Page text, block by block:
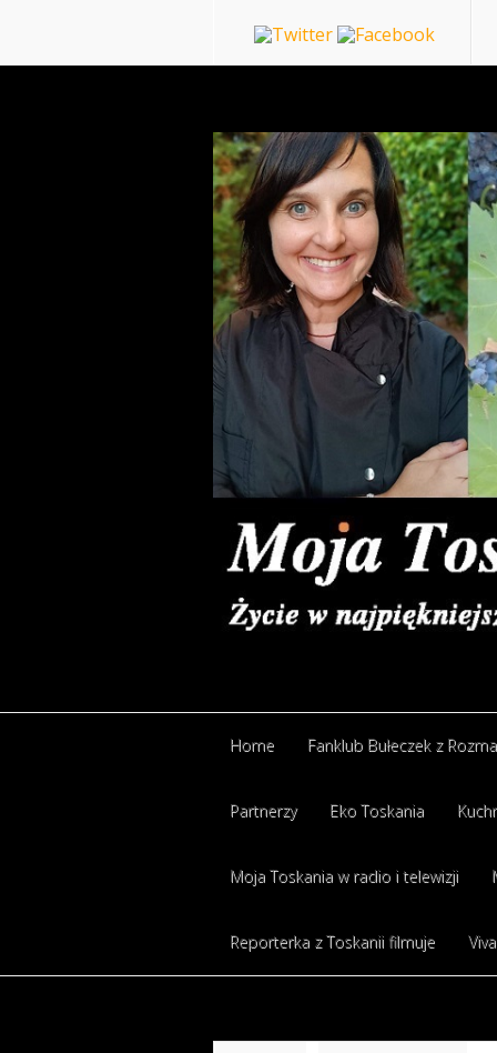
Home Fanklub Bułeczek z
Partnerzy Eko Toskania
Moja Toskania w radio i telewizji
Reporterka z Toskanii filmuje